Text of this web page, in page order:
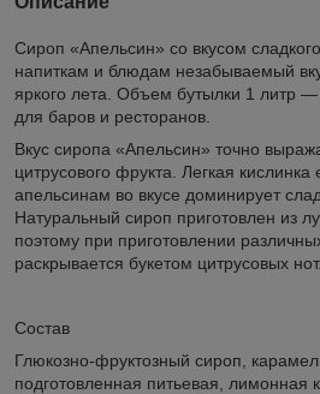
Сироп «Апельсин» со вкусом
напиткам и блюдам незабываемый
яркого лета. Объем бутылки 1 литр
для баров и ресторанов.
Вкус сиропа «Апельсин» точно
цитрусового фрукта. Легкая кислинка
апельсинам во вкусе доминирует
Натуральный сироп приготовлен из
поэтому при приготовлении
раскрывается букетом цитрусовых нот.
Состав
Глюкозно-фруктозный сироп,
подготовленная питьевая, лимонная